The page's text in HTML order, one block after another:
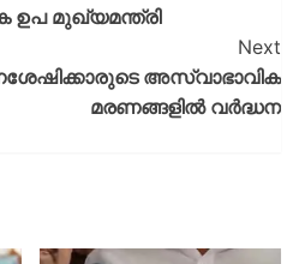
മുഖ്യമന്ത്രി
Next
അസ്വാഭാവിക
മരണങ്ങളിൽ വർദ്ധന